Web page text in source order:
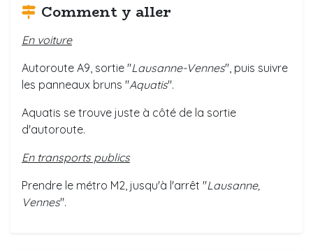
Comment y aller
En voiture
Autoroute A9, sortie "Lausanne-Vennes", puis suivre
les panneaux bruns "Aquatis".
Aquatis se trouve juste à côté de la sortie
d'autoroute.
En transports publics
Prendre le métro M2, jusqu'à l'arrêt "Lausanne,
Vennes".